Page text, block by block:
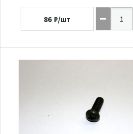
86 ₽/шт